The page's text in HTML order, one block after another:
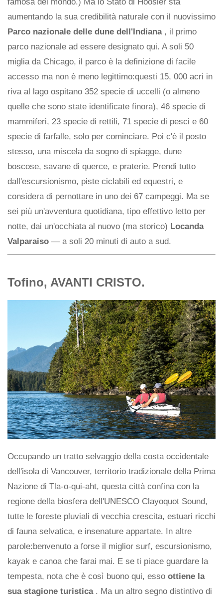
famosa del mondo.) Ma lo Stato di Hoosier sta
aumentando la sua credibilità naturale con il nuovissimo
Parco nazionale delle dune dell'Indiana , il primo
parco nazionale ad essere designato qui. A soli 50
miglia da Chicago, il parco è la definizione di facile
accesso ma non è meno legittimo:questi 15, 000 acri in
riva al lago ospitano 352 specie di uccelli (o almeno
quelle che sono state identificate finora), 46 specie di
mammiferi, 23 specie di rettili, 71 specie di pesci e 60
specie di farfalle, solo per cominciare. Poi c'è il posto
stesso, una miscela da sogno di spiagge, dune
boscose, savane di querce, e praterie. Prendi tutto
dall'escursionismo, piste ciclabili ed equestri, e
considera di pernottare in uno dei 67 campeggi. Ma se
sei più un'avventura quotidiana, tipo effettivo letto per
notte, dai un'occhiata al nuovo (ma storico) Locanda
Valparaiso — a soli 20 minuti di auto a sud.
Tofino, AVANTI CRISTO.
Occupando un tratto selvaggio della costa occidentale
dell'isola di Vancouver, territorio tradizionale della Prima
Nazione di Tla-o-qui-aht, questa città confina con la
regione della biosfera dell'UNESCO Clayoquot Sound,
tutte le foreste pluviali di vecchia crescita, estuari ricchi
di fauna selvatica, e insenature appartate. In altre
parole:benvenuto a forse il miglior surf, escursionismo,
kayak e canoa che farai mai. E se ti piace guardare la
tempesta, nota che è così buono qui, esso ottiene la
sua stagione turistica . Ma un altro segno distintivo di